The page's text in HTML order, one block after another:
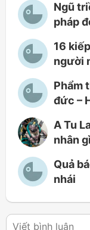
Ngũ
pháp
16
người
Phẩm
đức –
A Tu
nhân
Quả
nhái